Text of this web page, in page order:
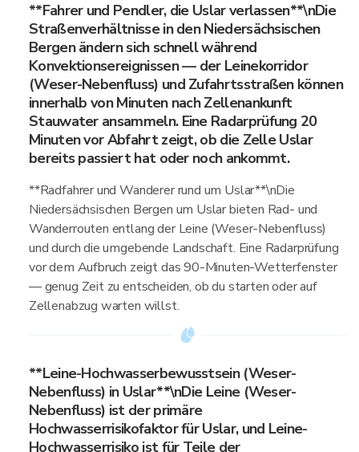
**Fahrer und Pendler, die Uslar verlassen**\nDie
Straßenverhältnisse in den Niedersächsischen
Bergen ändern sich schnell während
Konvektionsereignissen — der Leinekorridor
(Weser-Nebenfluss) und Zufahrtsstraßen können
innerhalb von Minuten nach Zellenankunft
Stauwater ansammeln. Eine Radarprüfung 20
Minuten vor Abfahrt zeigt, ob die Zelle Uslar
bereits passiert hat oder noch ankommt.
**Radfahrer und Wanderer rund um Uslar**\nDie
Niedersächsischen Bergen um Uslar bieten Rad- und
Wanderrouten entlang der Leine (Weser-Nebenfluss)
und durch die umgebende Landschaft. Eine Radarprüfung
vor dem Aufbruch zeigt das 90-Minuten-Wetterfenster
— genug Zeit zu entscheiden, ob du starten oder auf
Zellenabzug warten willst.
**Leine-Hochwasserbewusstsein (Weser-
Nebenfluss) in Uslar**\nDie Leine (Weser-
Nebenfluss) ist der primäre
Hochwasserrisikofaktor für Uslar, und Leine-
Hochwasserrisiko ist für Teile der